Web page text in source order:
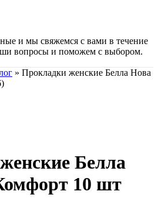
и мы свяжемся с вами в течение
вопросы и поможем с выбором.
» Прокладки женские Белла Нова
Белла
10 шт